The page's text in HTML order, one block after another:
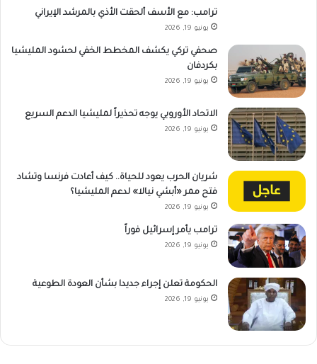
ترامب: مع الأسف ألحقت الأذي بالمرشد الإيراني
يونيو 19, 2026
صحفي تركي يكشف المخطط الخفي لحشود المليشيا
بكردفان
يونيو 19, 2026
الاتحاد الأوروبي يوجه تحذيراً لمليشيا الدعم السريع
يونيو 19, 2026
شريان الحرب يعود للحياة.. كيف أعادت فرنسا وتشاد
فتح ممر «أبشي نيالا» لدعم المليشيا؟
يونيو 19, 2026
ترامب يأمر إسرائيل فوراً
يونيو 19, 2026
الحكومة تعلن إجراء جديدا بشأن العودة الطوعية
يونيو 19, 2026